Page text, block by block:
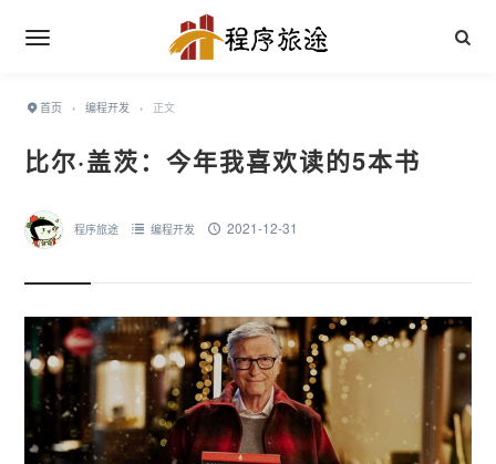
首页 › 编程开发 › 正文
比尔·盖茨：今年我喜欢读的5本书
程序旅途 编程开发 2021-12-31